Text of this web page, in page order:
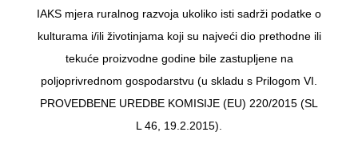
IAKS mjera ruralnog razvoja ukoliko isti sadrži podatke o
kulturama i/ili životinjama koji su najveći dio prethodne ili
tekuće proizvodne godine bile zastupljene na
poljoprivrednom gospodarstvu (u skladu s Prilogom VI.
PROVEDBENE UREDBE KOMISIJE (EU) 220/2015 (SL
L 46, 19.2.2015).